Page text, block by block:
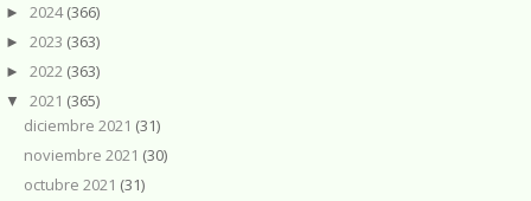
► 2024(366)
► 2023 (363)
► 2022 (363)
▼ 2021 (365)
diciembre 2021 (31)
noviembre 2021 (30)
octubre 2021 (31)